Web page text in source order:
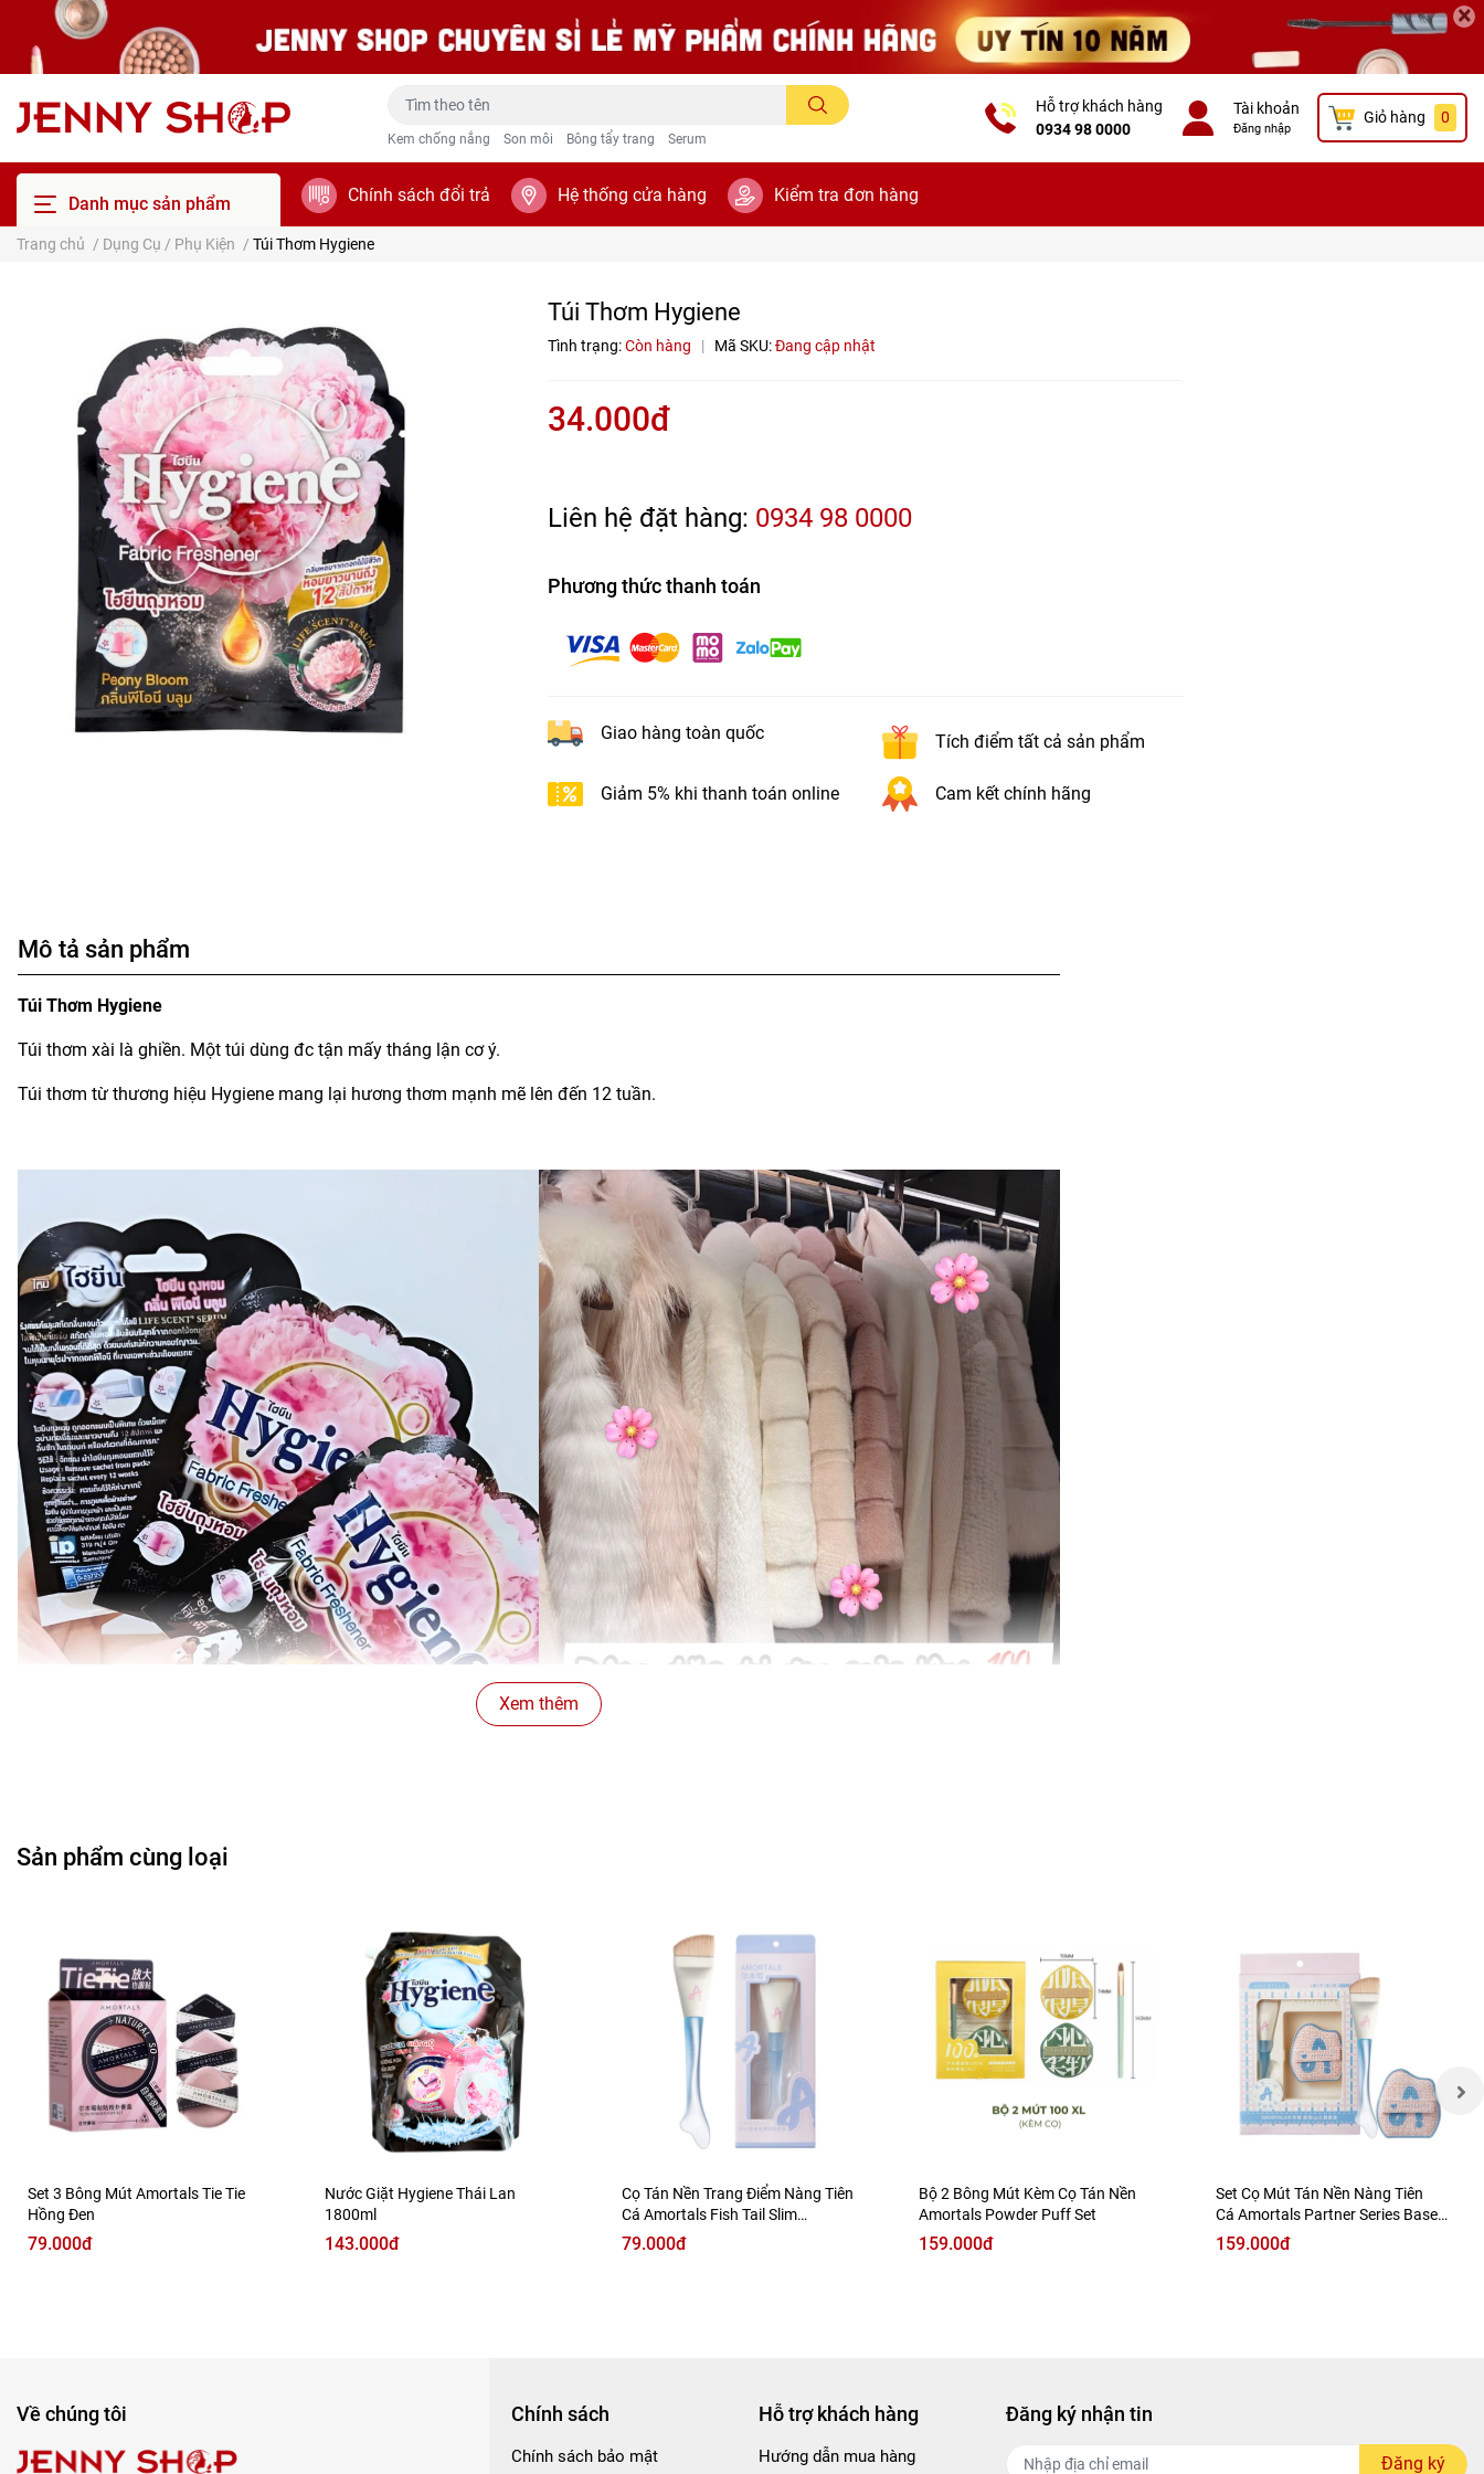
×
Kem chống nắng Son môi Bông tẩy trang Serum
Hỗ trợ khách hàng
0934 98 0000
Tài khoản
Đăng nhập
Giỏ hàng 0
Danh mục sản phẩm Chính sách đổi trả Hệ thống cửa hàng Kiểm tra đơn hàng
Trang chủ / Dụng Cụ / Phụ Kiện / Túi Thơm Hygiene
Túi Thơm Hygiene
Tình trạng:Còn hàng | Mã SKU:Đang cập nhật
34.000đ
Liên hệ đặt hàng: 0934 98 0000
Phương thức thanh toán
Giao hàng toàn quốc Tích điểm tất cả sản phẩm
Giảm 5% khi thanh toán online Cam kết chính hãng
Mô tả sản phẩm
Túi Thơm Hygiene
Túi thơm xài là ghiền. Một túi dùng đc tận mấy tháng lận cơ ý.
Túi thơm từ thương hiệu Hygiene mang lại hương thơm mạnh mẽ lên đến 12 tuần.
Xem thêm
Sản phẩm cùng loại
Set 3 Bông Mút Amortals Tie Tie
Hồng Đen
79.000đ
Nước Giặt Hygiene Thái Lan
1800ml
143.000đ
Cọ Tán Nền Trang Điểm Nàng Tiên
Cá Amortals Fish Tail Slim
Foundation Brush
79.000đ
Bộ 2 Bông Mút Kèm Cọ Tán Nền
Amortals Powder Puff Set
159.000đ
Set Cọ Mút Tán Nền Nàng Tiên
Cá Amortals Partner Series Base
Makeup CP Tool Box
159.000đ
Về chúng tôi Chính sách
Chính sách bảo mật
Hỗ trợ khách hàng
Hướng dẫn mua hàng
Đăng ký nhận tin
Đăng ký